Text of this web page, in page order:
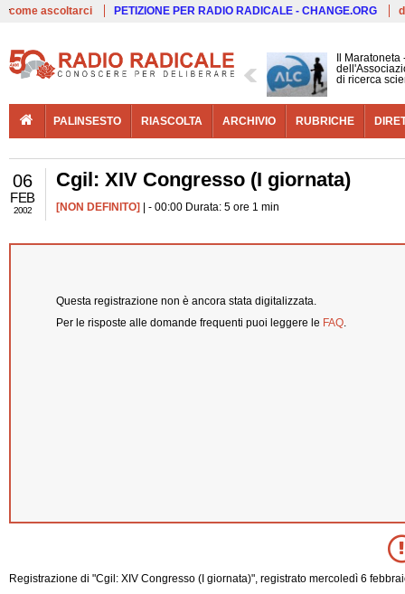
come ascoltarci PETIZIONE PER RADIO RADICALE - CHANGE.ORG
Il
di ricerca
PALINSESTO RIASCOLTA ARCHIVIO RUBRICHE
06
FEB
2002
Cgil: XIV Congresso (I giornata)
[NON DEFINITO] | - 00:00 Durata: 5 ore 1 min
Questa registrazione non è ancora stata digitalizzata.
Per le risposte alle domande frequenti puoi leggere le FAQ.
Registrazione di "Cgil: XIV Congresso (I giornata)", registrato mercoledì 6